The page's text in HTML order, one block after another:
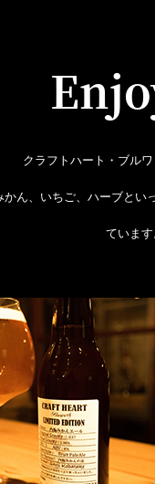
クラフトハート・ブル
かん、いちご、ハーブとい
ています